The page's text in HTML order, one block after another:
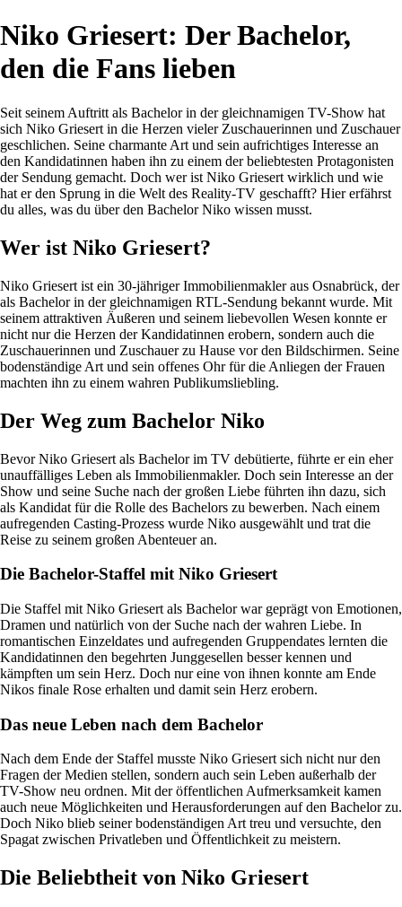
Niko Griesert: Der Bachelor,
den die Fans lieben
Seit seinem Auftritt als Bachelor in der gleichnamigen TV-Show hat
sich Niko Griesert in die Herzen vieler Zuschauerinnen und Zuschauer
geschlichen. Seine charmante Art und sein aufrichtiges Interesse an
den Kandidatinnen haben ihn zu einem der beliebtesten Protagonisten
der Sendung gemacht. Doch wer ist Niko Griesert wirklich und wie
hat er den Sprung in die Welt des Reality-TV geschafft? Hier erfährst
du alles, was du über den Bachelor Niko wissen musst.
Wer ist Niko Griesert?
Niko Griesert ist ein 30-jähriger Immobilienmakler aus Osnabrück, der
als Bachelor in der gleichnamigen RTL-Sendung bekannt wurde. Mit
seinem attraktiven Äußeren und seinem liebevollen Wesen konnte er
nicht nur die Herzen der Kandidatinnen erobern, sondern auch die
Zuschauerinnen und Zuschauer zu Hause vor den Bildschirmen. Seine
bodenständige Art und sein offenes Ohr für die Anliegen der Frauen
machten ihn zu einem wahren Publikumsliebling.
Der Weg zum Bachelor Niko
Bevor Niko Griesert als Bachelor im TV debütierte, führte er ein eher
unauffälliges Leben als Immobilienmakler. Doch sein Interesse an der
Show und seine Suche nach der großen Liebe führten ihn dazu, sich
als Kandidat für die Rolle des Bachelors zu bewerben. Nach einem
aufregenden Casting-Prozess wurde Niko ausgewählt und trat die
Reise zu seinem großen Abenteuer an.
Die Bachelor-Staffel mit Niko Griesert
Die Staffel mit Niko Griesert als Bachelor war geprägt von Emotionen,
Dramen und natürlich von der Suche nach der wahren Liebe. In
romantischen Einzeldates und aufregenden Gruppendates lernten die
Kandidatinnen den begehrten Junggesellen besser kennen und
kämpften um sein Herz. Doch nur eine von ihnen konnte am Ende
Nikos finale Rose erhalten und damit sein Herz erobern.
Das neue Leben nach dem Bachelor
Nach dem Ende der Staffel musste Niko Griesert sich nicht nur den
Fragen der Medien stellen, sondern auch sein Leben außerhalb der
TV-Show neu ordnen. Mit der öffentlichen Aufmerksamkeit kamen
auch neue Möglichkeiten und Herausforderungen auf den Bachelor zu.
Doch Niko blieb seiner bodenständigen Art treu und versuchte, den
Spagat zwischen Privatleben und Öffentlichkeit zu meistern.
Die Beliebtheit von Niko Griesert